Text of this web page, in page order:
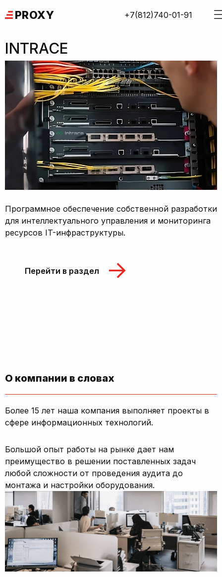
to
PROXY +7(812)740-01-91
INTRACE
Программное обеспечение собственной разработки
для интеллектуального управления и мониторинга
ресурсов IT-инфраструктуры.
Перейти в раздел
О компании в словах
Более 15 лет наша компания выполняет проекты в
сфере информационных технологий.
Большой опыт работы на рынке дает нам
преимущество в решении поставленных задач
любой сложности от проведения аудита до
монтажа и настройки оборудования.